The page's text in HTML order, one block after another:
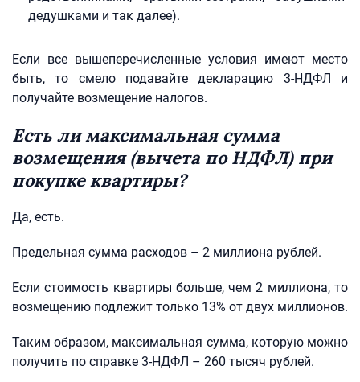
дедушками и так далее).
Если все вышеперечисленные условия имеют место
быть, то смело подавайте декларацию 3-НДФЛ и
получайте возмещение налогов.
Есть ли максимальная сумма
возмещения (вычета по НДФЛ) при
покупке квартиры?
Да, есть.
Предельная сумма расходов – 2 миллиона рублей.
Если стоимость квартиры больше, чем 2 миллиона, то
возмещению подлежит только 13% от двух миллионов.
Таким образом, максимальная сумма, которую можно
получить по справке 3-НДФЛ – 260 тысяч рублей.